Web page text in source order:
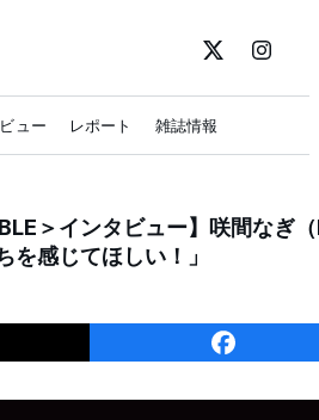
ュー レポート 雑誌情報
＞インタビュー】咲間な
を感じてほしい！」